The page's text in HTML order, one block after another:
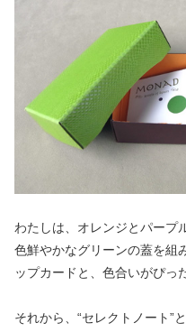
わたしは、オレンジとパープ
色鮮やかなグリーンの蓋を組
ップカードと、色合いがぴっ
それから、“セレクトノート”